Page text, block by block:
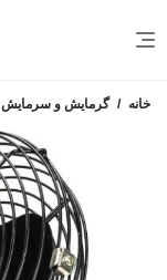
خانه / گرمایش و سرمایش